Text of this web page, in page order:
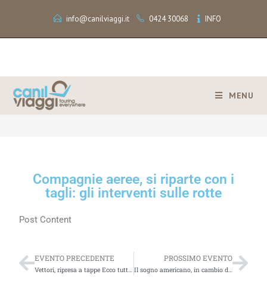
info@canilviaggi.it 0424 30068 INFO
MENU
> Compagnie aeree, si riparte con i tagli: gli interventi sulle rotte
Compagnie aeree, si riparte con i
tagli: gli interventi sulle rotte
Post Content
EVENTO PRECEDENTE
Vettori, ripresa a tappe Ecco tutti gli scenari
PROSSIMO EVENTO
Il sogno americano, in cambio di darsi come merceTalkwalker Alert: 50 results for [turismo]